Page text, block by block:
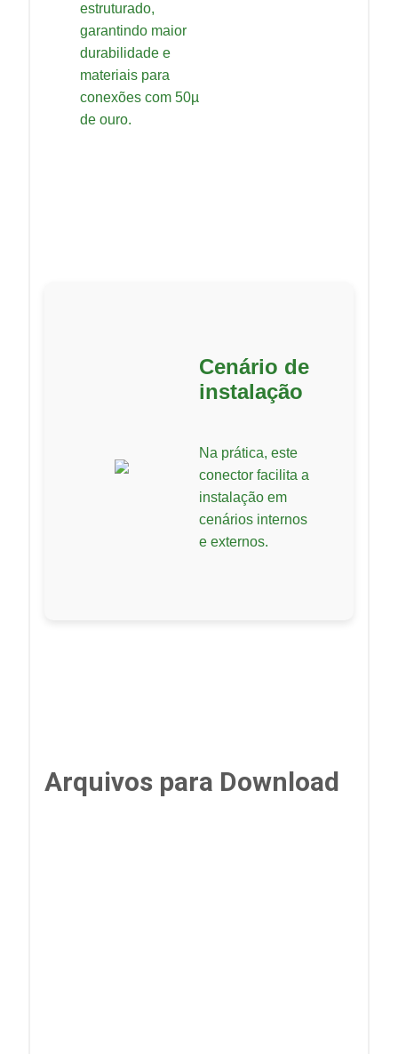
estruturado,
garantindo maior
durabilidade e
materiais para
conexões com 50µ
de ouro.
Cenário de
instalação
Na prática, este
conector facilita a
instalação em
cenários internos
e externos.
Arquivos para Download